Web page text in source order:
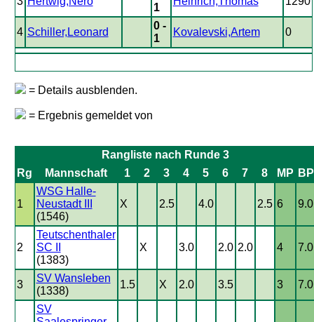
1
4 Schiller,Leonard
0 -
1
Kovalevski,Artem 0
= Details ausblenden.
= Ergebnis gemeldet von
Rangliste nach Runde 3
Rg
Mannschaft 1 2 3 4 5 6 7 8 MP BP
1
WSG Halle-
Neustadt III
(1546)
X 2.5 4.0 2.5 6 9.0
2
Teutschenthaler
SC II
(1383)
X 3.0 2.0 2.0 4 7.0
3
SV Wansleben
(1338)
1.5 X 2.0 3.5 3 7.0
SV